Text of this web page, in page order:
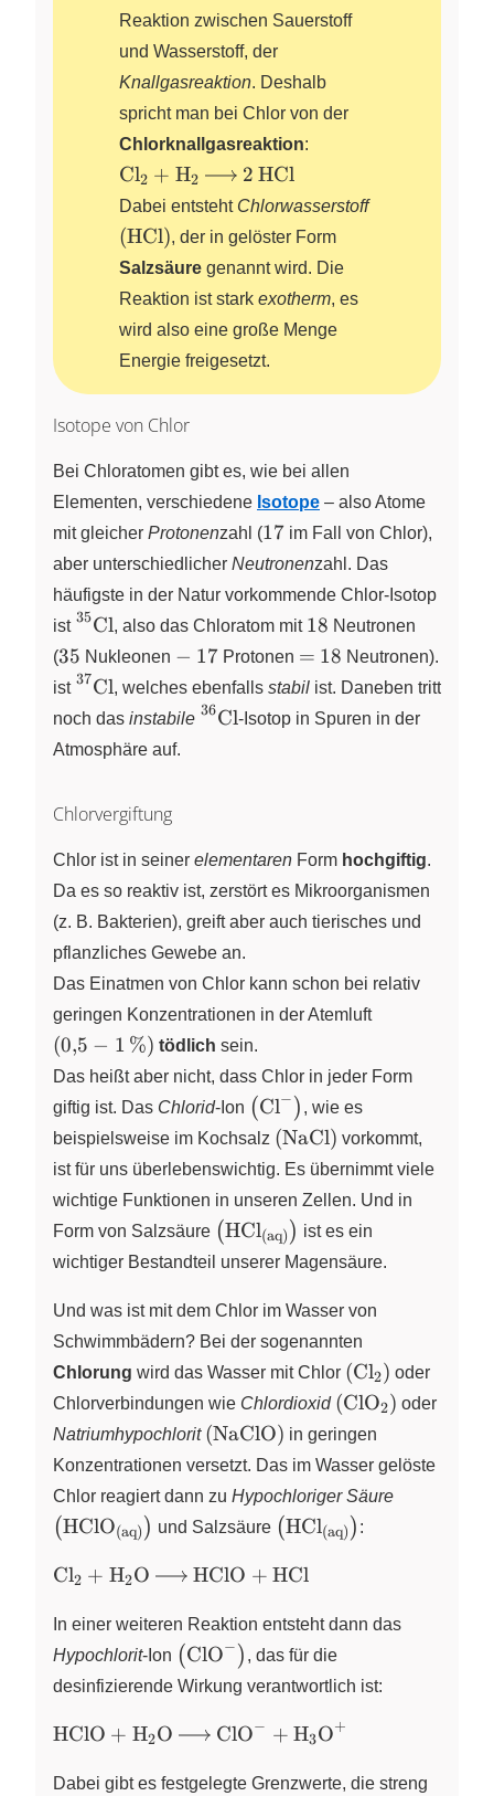
Reaktion zwischen Sauerstoff
und Wasserstoff, der
Knallgasreaktion. Deshalb
spricht man bei Chlor von der
Chlorknallgasreaktion:
\ce{Cl2
+ H2 -
> 2
HCl}
ClX
2 + HX
2 2 HCl
Dabei entsteht Chlorwasserstoff\left(
(HCl), der in gelöster Form
Salzsäure genannt wird. Die
Reaktion ist stark exotherm, es
wird also eine große Menge
Energie freigesetzt.
Isotope von Chlor
Bei Chloratomen gibt es, wie bei allen
Elementen, verschiedene Isotope – also Atome
mit gleicher Protonenzahl (17
17 im Fall von Chlor),
aber unterschiedlicher Neutronenzahl. Das
häufigste in der Natur vorkommende Chlor-Isotop
ist \ce{^{35}Cl}
X
35X
2
2
35Cl, also das Chloratom mit 18
18 Neutronen
(35
35 Nukleonen -
− 17
17 Protonen =
= 18
18 Neutronen). Das
ist \ce{^{37}Cl}
X
37X
2
2
37Cl, welches ebenfalls stabil ist. Daneben tritt
noch das instabile \ce{^{36}Cl}
X
36X
2
2
36Cl-Isotop in Spuren in der
Atmosphäre auf.
Chlorvergiftung
Chlor ist in seiner elementaren Form hochgiftig.
Da es so reaktiv ist, zerstört es Mikroorganismen
(z. B. Bakterien), greift aber auch tierisches und
pflanzliches Gewebe an.
Das Einatmen von Chlor kann schon bei relativ
geringen Konzentrationen in der Atemluft\left(
\right)
(0,5 − 1 %) tödlich sein.
Das heißt aber nicht, dass Chlor in jeder Form
giftig ist. Das Chlorid-Ion \left( \ce{Cl-} \right)
(Cl X
− ) , wie es
beispielsweise im Kochsalz \left( \ce{NaCl} \right)
(NaCl) vorkommt,
ist für uns überlebenswichtig. Es übernimmt viele
wichtige Funktionen in unseren Zellen. Und in
Form von Salzsäure \left(
\ce{HCl}_{\text{(aq)}}
(HCl(aq) ) ist es ein
wichtiger Bestandteil unserer Magensäure.
Und was ist mit dem Chlor im Wasser von
Schwimmbädern? Bei der sogenannten
Chlorung wird das Wasser mit Chlor \left(
\ce{Cl2}
\right)
(ClX
2) oder
Chlorverbindungen wie Chlordioxid \left(
\ce{ClO2}
\right)
(ClOX
2) oder
Natriumhypochlorit \left(
\ce{NaClO}
(NaClO) in geringen
Konzentrationen versetzt. Das im Wasser gelöste
Chlor reagiert dann zu Hypochloriger Säure
(HClO(aq) ) und Salzsäure \left(
\right)
(HCl(aq) ) :
\ce{Cl2
->
HClO
+ HCl}
ClX
2 + HX
2O HClO + HCl
In einer weiteren Reaktion entsteht dann das
Hypochlorit-Ion \left( \ce{ClO^-} \right)
(ClO X
− ) , das für die
desinfizierende Wirkung verantwortlich ist:
\ce{HClO
> ClO^-
HClO + HX
2O ClO− + HX
3O X
+
Dabei gibt es festgelegte Grenzwerte, die streng